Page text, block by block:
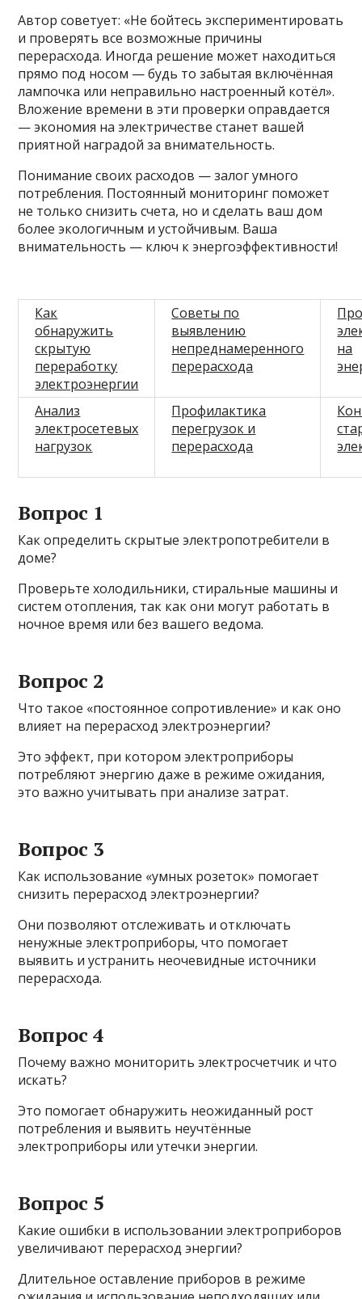
Автор советует: «Не бойтесь экспериментировать
и проверять все возможные причины
перерасхода. Иногда решение может находиться
прямо под носом — будь то забытая включённая
лампочка или неправильно настроенный котёл».
Вложение времени в эти проверки оправдается
— экономия на электричестве станет вашей
приятной наградой за внимательность.
Понимание своих расходов — залог умного
потребления. Постоянный мониторинг поможет
не только снизить счета, но и сделать ваш дом
более экологичным и устойчивым. Ваша
внимательность — ключ к энергоэффективности!
Как
обнаружить
скрытую
переработку
электроэнергии
Советы по
выявлению
непреднамеренного
перерасхода
на
Анализ
электросетевых
нагрузок
Профилактика
перегрузок и
перерасхода
Вопрос 1
Как определить скрытые электропотребители в
доме?
Проверьте холодильники, стиральные машины и
систем отопления, так как они могут работать в
ночное время или без вашего ведома.
Вопрос 2
Что такое «постоянное сопротивление» и как оно
влияет на перерасход электроэнергии?
Это эффект, при котором электроприборы
потребляют энергию даже в режиме ожидания,
это важно учитывать при анализе затрат.
Вопрос 3
Как использование «умных розеток» помогает
снизить перерасход электроэнергии?
Они позволяют отслеживать и отключать
ненужные электроприборы, что помогает
выявить и устранить неочевидные источники
перерасхода.
Вопрос 4
Почему важно мониторить электросчетчик и что
искать?
Это помогает обнаружить неожиданный рост
потребления и выявить неучтённые
электроприборы или утечки энергии.
Вопрос 5
Какие ошибки в использовании электроприборов
увеличивают перерасход энергии?
Длительное оставление приборов в режиме